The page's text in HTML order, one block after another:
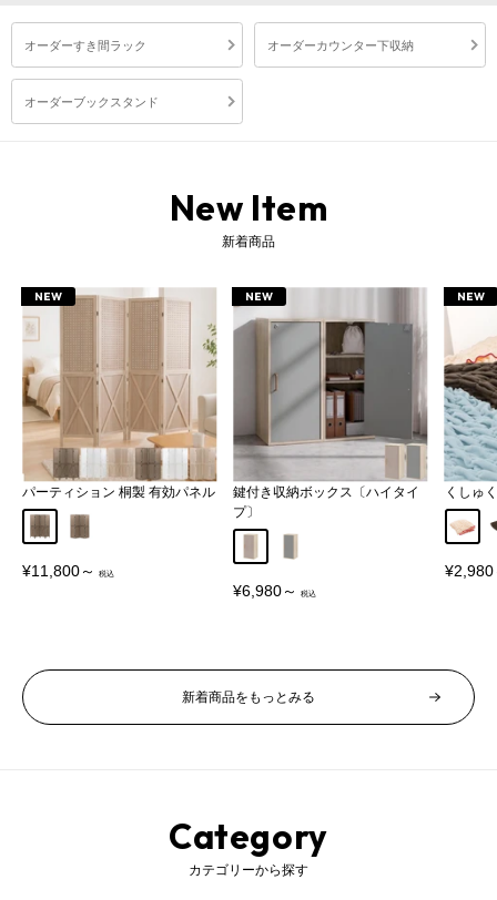
オーダーすき間ラック オーダーカウンター下収納
オーダーブックスタンド
New Item
新着商品
NEW
パーティション 桐製 有効パネル
AタイプBタイプ
販
¥11,800～
NEW
鍵付き収納ボックス〔ハイタイ
プ〕
販
¥6,980～
NEW
くしゅ
アイ
販
¥2,980
新着商品をもっとみる
Category
カテゴリーから探す